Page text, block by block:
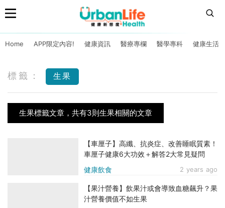
Home APP限定內容! 健康資訊 醫療專欄 醫學專科 健康生活
標籤： 生果
生果標籤文章，共有3則生果相關的文章
健康飲食 2 years ago
【車厘子】高纖、抗炎症、改善睡眠質素！
車厘子健康6大功效＋解答2大常見疑問
【果汁營養】飲果汁或會導致血糖飆升？果
汁營養價值不如生果